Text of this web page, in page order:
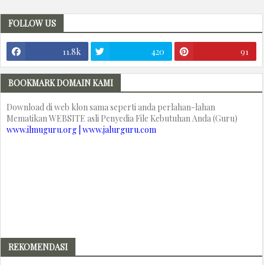
FOLLOW US
11.8k 420 91
BOOKMARK DOMAIN KAMI
Download di web klon sama seperti anda perlahan-lahan
Mematikan WEBSITE asli Penyedia File Kebutuhan Anda (Guru)
www.ilmuguru.org | www.jalurguru.com
REKOMENDASI